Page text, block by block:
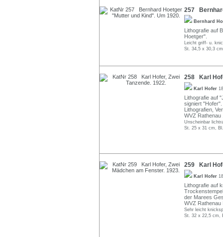
257
Bernhard
Lithografie auf
Hoetger".
Leicht griff- u.
St. 34,5 x 30,3
258 Karl
Karl Hofer
Lithografie auf
signiert
Lithografien,
WVZ Rathenau
Unscheinbar
St. 25 x 31 cm,
259 Karl
Karl Hofer
Lithografie auf
der Marees
WVZ Rathenau
Sehr leicht
St. 32 x 22,5 cm,